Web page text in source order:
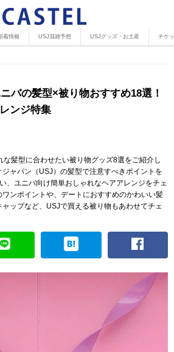
着情報 USJ混雑予想 USJグッズ・お土産 チケ
バの髪型×被り物おすすめ18選！
ンジ特集
髪型に合わせたい被り物グッズ8選をご紹介し
ャパン（USJ）の髪型で注意すべきポイントを
、ユニバ向け簡単おしゃれなヘアアレンジをチェ
ンポイントや、デートにおすすめのかわいい髪
ップなど、USJで買える被り物もあわせてチェ